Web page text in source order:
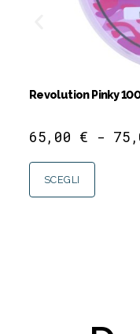
Revolution Pinky
65,00 € -
SCEGLI